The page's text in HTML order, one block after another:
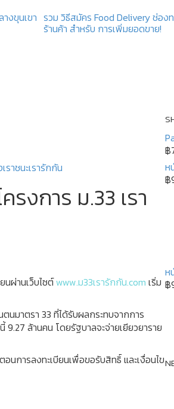
งขุนเขา รวม วิธีสมัคร Food Delivery ช่อ
ร้านค้า สำหรับ การเพิ่มยอดขาย!
เราชนะเรารักกัน
งการ ม.33 เรา
นผ่านเว็บไซต์www.ม33เรารักกัน.com เริ่ม
นมาตรา 33 ที่ได้รับผลกระทบจากการ
9.27 ล้านคน โดยรัฐบาลจะจ่ายเยียวยาราย
นการลงทะเบียนเพื่อขอรับสิทธิ์ และเงื่อนไข
฿
ห
฿
ห
฿